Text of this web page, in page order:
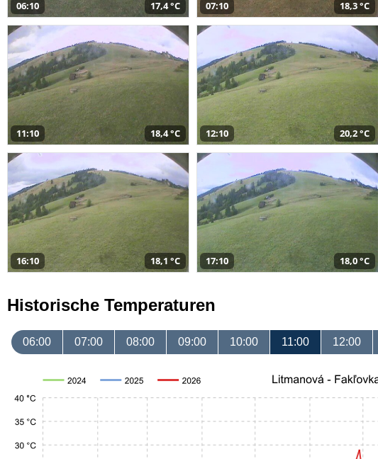
06:10 17,4 °C 07:10 18,3 °C
11:10 18,4 °C 12:10 20,2 °C
16:10 18,1 °C 17:10 18,0 °C
Historische Temperaturen
06:00 07:00 08:00 09:00 10:00 11:00 12:00